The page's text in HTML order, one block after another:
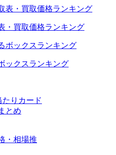
・買取価格ランキング
ックスランキング
・相場推